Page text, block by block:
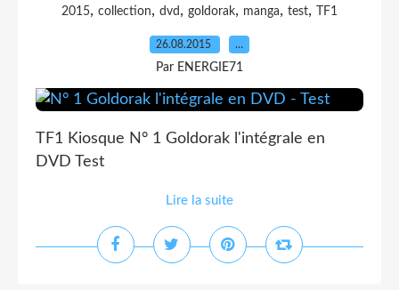
2015, collection, dvd , goldorak, manga, test, TF1
26.08.2015 …
Par ENERGIE71
TF1 Kiosque N° 1 Goldorak l'intégrale en
DVD Test
Lire la suite